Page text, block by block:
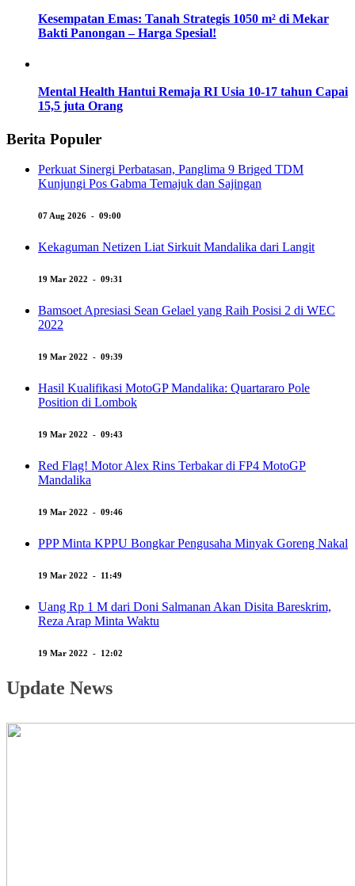
Kesempatan Emas: Tanah Strategis 1050 m² di Mekar
Bakti Panongan – Harga Spesial!
Mental Health Hantui Remaja RI Usia 10-17 tahun Capai
15,5 juta Orang
Berita Populer
Perkuat Sinergi Perbatasan, Panglima 9 Briged TDM
Kunjungi Pos Gabma Temajuk dan Sajingan
07 Aug 2026 - 09:00
Kekaguman Netizen Liat Sirkuit Mandalika dari Langit
19 Mar 2022 - 09:31
Bamsoet Apresiasi Sean Gelael yang Raih Posisi 2 di WEC
2022
19 Mar 2022 - 09:39
Hasil Kualifikasi MotoGP Mandalika: Quartararo Pole
Position di Lombok
19 Mar 2022 - 09:43
Red Flag! Motor Alex Rins Terbakar di FP4 MotoGP
Mandalika
19 Mar 2022 - 09:46
PPP Minta KPPU Bongkar Pengusaha Minyak Goreng Nakal
19 Mar 2022 - 11:49
Uang Rp 1 M dari Doni Salmanan Akan Disita Bareskrim,
Reza Arap Minta Waktu
19 Mar 2022 - 12:02
Update News